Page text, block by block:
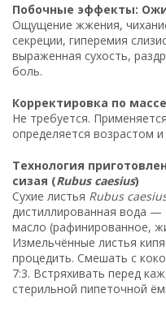
Побочные эффекты:
Ощущение жжения,
секреции, гиперемия
выраженная сухость,
боль.
Корректировка по
Не требуется.
определяется возрастом
Технология
сизая (Rubus caesius)
Сухие листья Rubus
дистиллированная вода
масло (рафинированное,
Измельчённые листья
процедить. Смешать с
7:3. Встряхивать перед
стерильной пипеточной